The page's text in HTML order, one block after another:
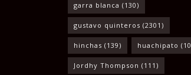
garra blanca (130)
gustavo quinteros (2301)
hinchas (139) huachipato
Jordhy Thompson (111)